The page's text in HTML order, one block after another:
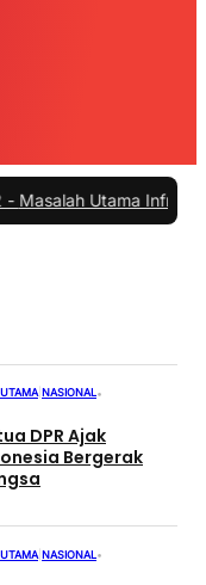
Utama Infrastruktur
NASIONAL•
DPR Ajak
Bergerak
NASIONAL•